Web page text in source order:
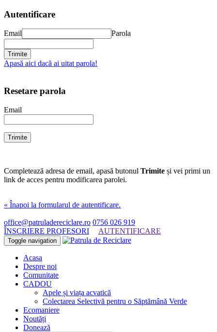
Autentificare
Email Parola
Apasă aici dacă ai uitat parola!
Resetare parola
Email
Completează adresa de email, apasă butonul Trimite și vei primi un
link de acces pentru modificarea parolei.
« Înapoi la formularul de autentificare.
office@patruladereciclare.ro 0756 026 919
ÎNSCRIERE PROFESORI
AUTENTIFICARE
Toggle navigation
Acasa
Despre noi
Comunitate
CADOU
Apele și viața acvatică
Colectarea Selectivă pentru o Săptămână Verde
Ecomaniere
Noutăți
Donează